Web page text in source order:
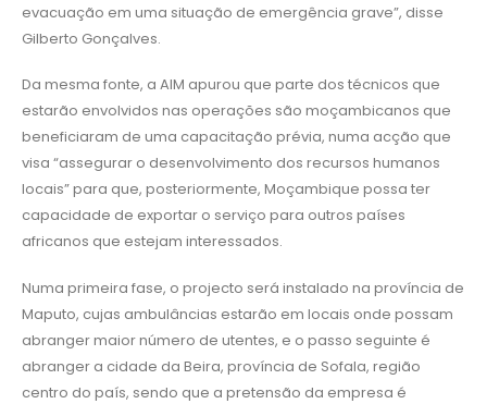
evacuação em uma situação de emergência grave”, disse
Gilberto Gonçalves.
Da mesma fonte, a AIM apurou que parte dos técnicos que
estarão envolvidos nas operações são moçambicanos que
beneficiaram de uma capacitação prévia, numa acção que
visa “assegurar o desenvolvimento dos recursos humanos
locais” para que, posteriormente, Moçambique possa ter
capacidade de exportar o serviço para outros países
africanos que estejam interessados.
Numa primeira fase, o projecto será instalado na província de
Maputo, cujas ambulâncias estarão em locais onde possam
abranger maior número de utentes, e o passo seguinte é
abranger a cidade da Beira, província de Sofala, região
centro do país, sendo que a pretensão da empresa é